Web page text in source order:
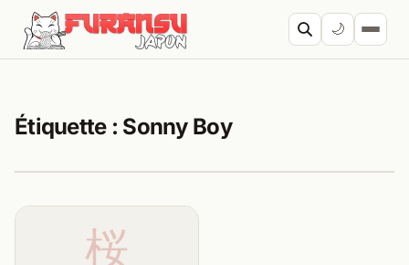
Aller au contenu
🌙
Étiquette : Sonny Boy
桜